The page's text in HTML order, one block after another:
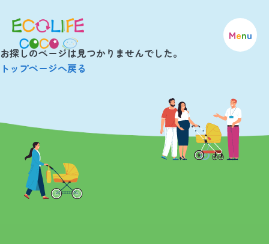
Menu
お探しのページは見つかりませんでした。
トップページへ戻る